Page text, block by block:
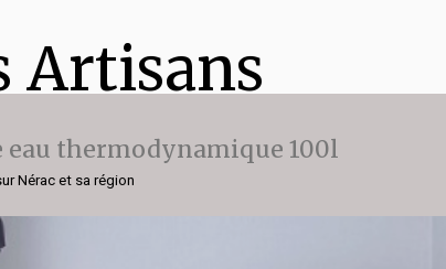
Artisans
eau thermodynamique 100l
Nérac et sa région